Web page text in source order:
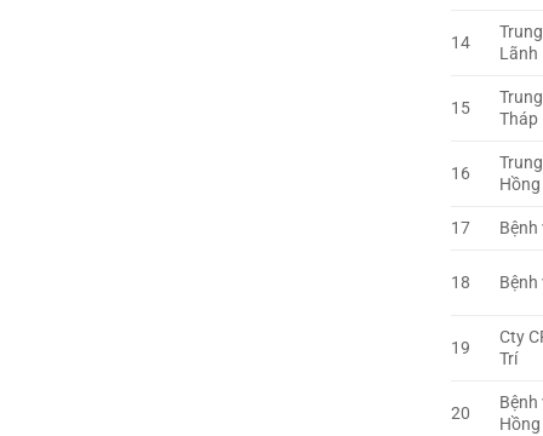
14
Lãnh
15
Tháp
16
17 Bệnh
18 Bệnh
19
Cty
Trí
20
Bệnh